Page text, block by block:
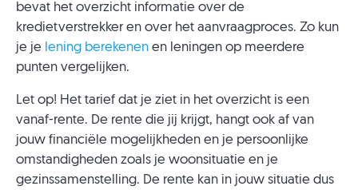
bevat het overzicht informatie over de
kredietverstrekker en over het aanvraagproces. Zo kun
je je lening berekenen en leningen op meerdere
punten vergelijken.
Let op! Het tarief dat je ziet in het overzicht is een
vanaf-rente. De rente die jij krijgt, hangt ook af van
jouw financiële mogelijkheden en je persoonlijke
omstandigheden zoals je woonsituatie en je
gezinssamenstelling. De rente kan in jouw situatie dus